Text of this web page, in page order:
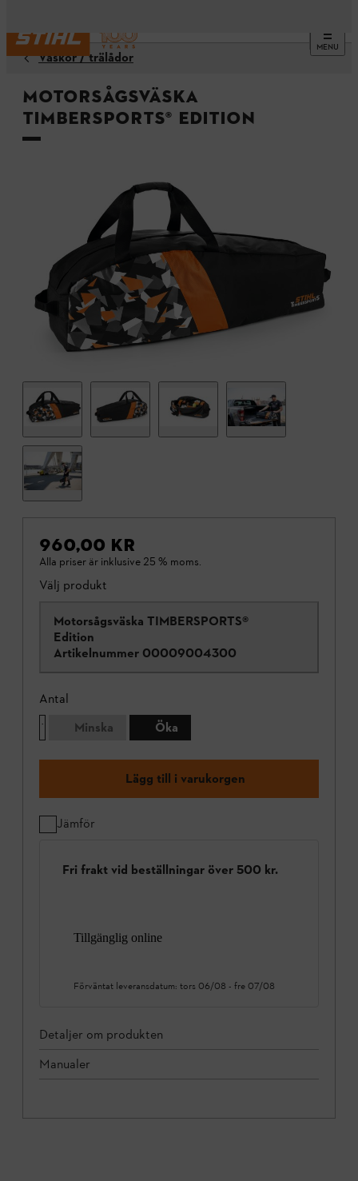
MENU
Väskor / trälådor
Motorsågsväska
TIMBERSPORTS® Edition
960,00 KR
Alla priser är inklusive 25 % moms.
Välj produkt
Motorsågsväska TIMBERSPORTS®
Edition
Artikelnummer 00009004300
Antal
Minska
Öka
Lägg till i varukorgen
Jämför
Fri frakt vid beställningar över 500 kr.
Tillgänglig online
Förväntat leveransdatum: tors 06/08 - fre 07/08
Detaljer om produkten
Manualer